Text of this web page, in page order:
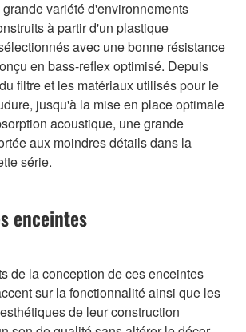
variété d'environnements
à partir d'un plastique
avec une bonne résistance
en bass-reflex optimisé. Depuis
filtre et les matériaux utilisés pour le
jusqu'à la mise en place optimale
acoustique, une grande
aux moindres détails dans la
série.
enceintes
de la conception de ces enceintes
sur la fonctionnalité ainsi que les
de leur construction